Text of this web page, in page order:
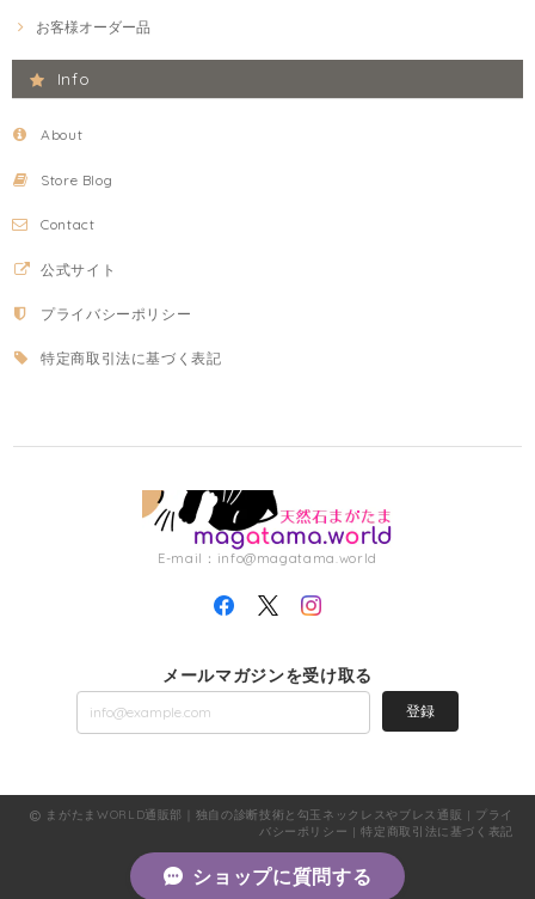
お客様オーダー品
Info
About
Store Blog
Contact
公式サイト
プライバシーポリシー
特定商取引法に基づく表記
E-mail： info@magatama.world
メールマガジンを受け取る
登録
まがたまWORLD通販部｜独自の診断技術と勾玉ネックレスやブレス通販 | プライ
バシーポリシー |特定商取引法に基づく表記
ショップに質問する